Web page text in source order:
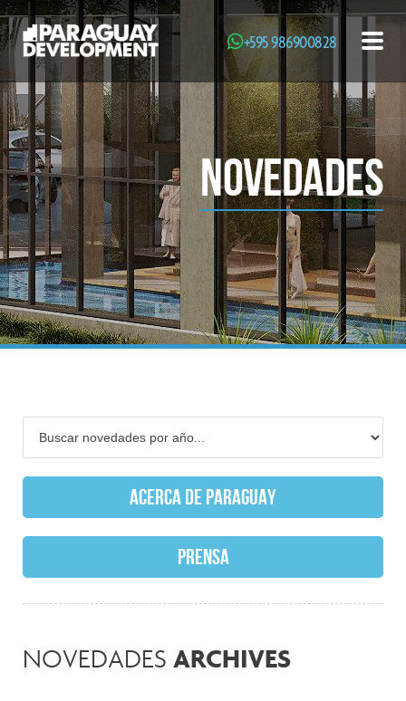
+595 986900828
NOVEDADES
ACERCA DE PARAGUAY
PRENSA
NOVEDADES ARCHIVES